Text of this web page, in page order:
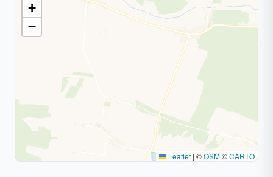
+
−
Leaflet | ©OSM©CARTO